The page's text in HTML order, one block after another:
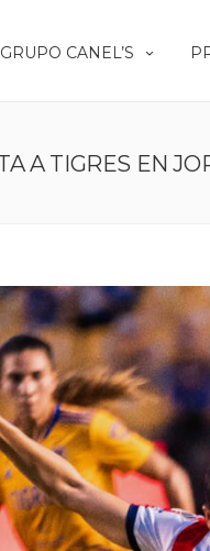
GRUPO CANEL’S
A TIGRES EN